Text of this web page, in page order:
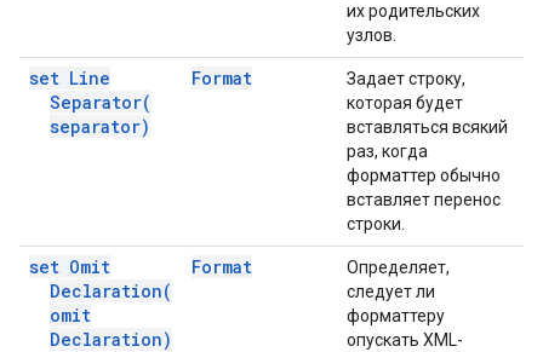
их родительских
узлов.
set Line
Separator(
separator)
Format
Задает строку,
которая будет
вставляться всякий
раз, когда
форматтер обычно
вставляет перенос
строки.
set Omit
Declaration(
omit
Declaration)
Format
Определяет,
следует ли
форматтеру
опускать XML-